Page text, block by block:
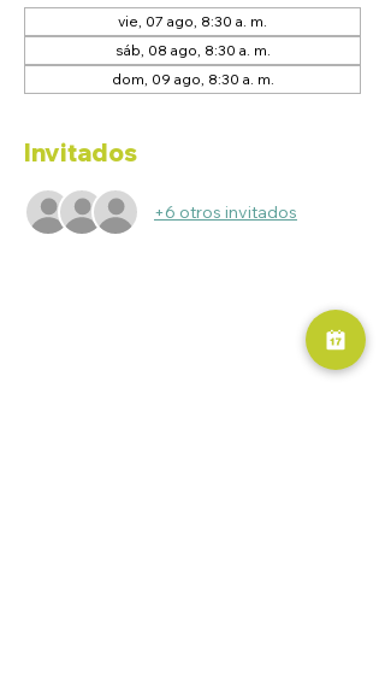
vie, 07 ago, 8:30 a. m.
sáb, 08 ago, 8:30 a. m.
dom, 09 ago, 8:30 a. m.
Invitados
+6 otros invitados